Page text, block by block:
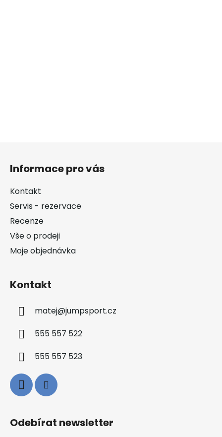
Informace pro vás
Kontakt
Servis - rezervace
Recenze
Vše o prodeji
Moje objednávka
Kontakt
matej@jumpsport.cz
555 557 522
555 557 523
Odebírat newsletter